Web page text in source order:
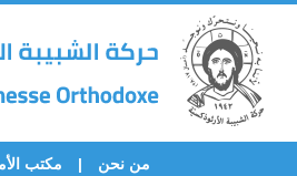
من نحن مكتب